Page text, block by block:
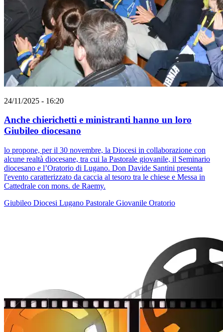
24/11/2025 - 16:20
Anche chierichetti e ministranti hanno un loro
Giubileo diocesano
lo propone, per il 30 novembre, la Diocesi in collaborazione con
alcune realtà diocesane, tra cui la Pastorale giovanile, il Seminario
diocesano e l’Oratorio di Lugano. Don Davide Santini presenta
l'evento caratterizzato da caccia al tesoro tra le chiese e Messa in
Cattedrale con mons. de Raemy.
Giubileo Diocesi Lugano Pastorale Giovanile Oratorio